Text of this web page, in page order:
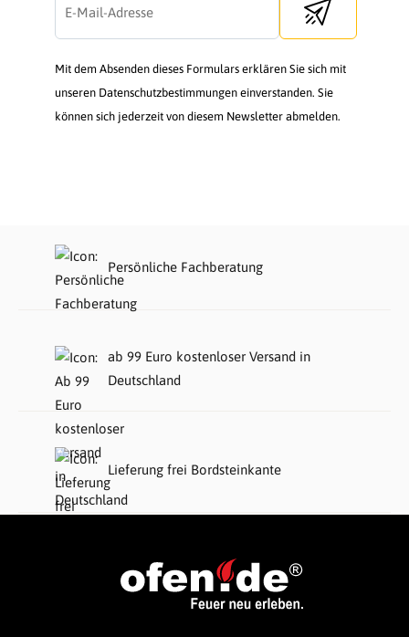
Send newsletter
Mit dem Absenden dieses Formulars erklären Sie sich mit
unseren Datenschutzbestimmungen einverstanden. Sie
können sich jederzeit von diesem Newsletter abmelden.
Persönliche Fachberatung
ab 99 Euro kostenloser Versand in
Deutschland
Lieferung frei Bordsteinkante